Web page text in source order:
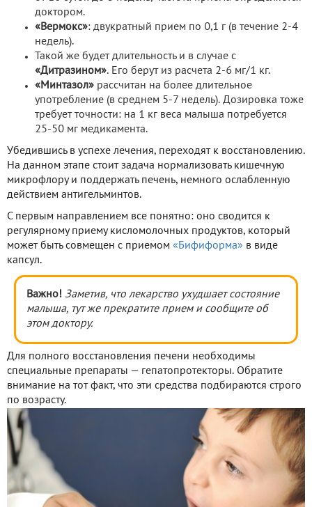
доктором.
«Вермокс»: двукратный прием по 0,1 г (в течение 2-4
недель).
Такой же будет длительность и в случае с
«Дитразином». Его берут из расчета 2-6 мг/1 кг.
«Минтазол» рассчитан на более длительное
употребление (в среднем 5-7 недель). Дозировка тоже
требует точности: на 1 кг веса малыша потребуется
25-50 мг медикамента.
Убедившись в успехе лечения, переходят к восстановлению.
На данном этапе стоит задача нормализовать кишечную
микрофлору и поддержать печень, немного ослабленную
действием антигельминтов.
С первым направлением все понятно: оно сводится к
регулярному приему кисломолочных продуктов, который
может быть совмещен с приемом «Бифиформа» в виде
капсул.
Важно! Заметив, что лекарство ухудшает состояние
малыша, тут же прекратите прием и сообщите об
этом доктору.
Для полного восстановления печени необходимы
специальные препараты — гепатопротекторы. Обратите
внимание на тот факт, что эти средства подбираются строго
по возрасту.